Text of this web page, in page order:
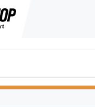
mærker etc.